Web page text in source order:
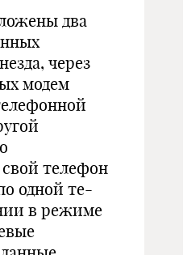
два
через
модем
телефон
одной те-
в режиме